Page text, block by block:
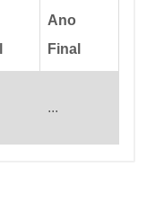
Ano
Final
...